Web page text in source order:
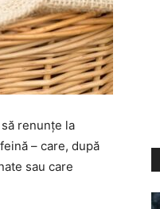
renunțe la
– care, după
sau care